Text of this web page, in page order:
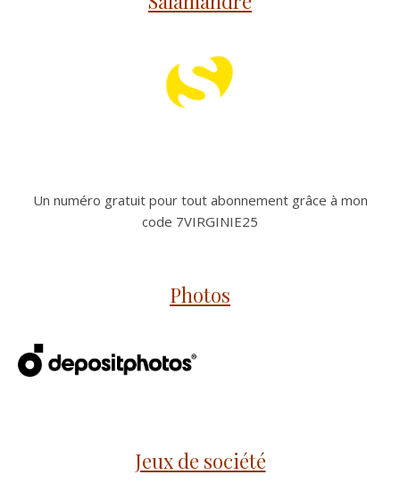
Un numéro gratuit pour tout abonnement grâce à mon
code 7VIRGINIE25
Photos
Jeux de société